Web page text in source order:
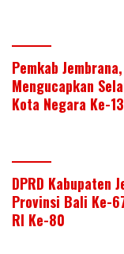
Pemkab
Mengucapkan
Kota Negara Ke-
DPRD Kabupaten
Provinsi Bali Ke-
RI Ke-80